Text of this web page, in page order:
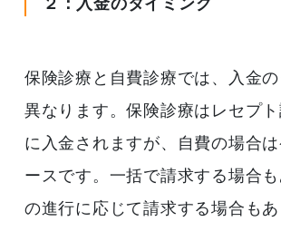
２：入金のタイミング
保険診療と自費診療では、入金
異なります。保険診療はレセプ
に入金されますが、自費の場合
ースです。一括で請求する場合
の進行に応じて請求する場合も